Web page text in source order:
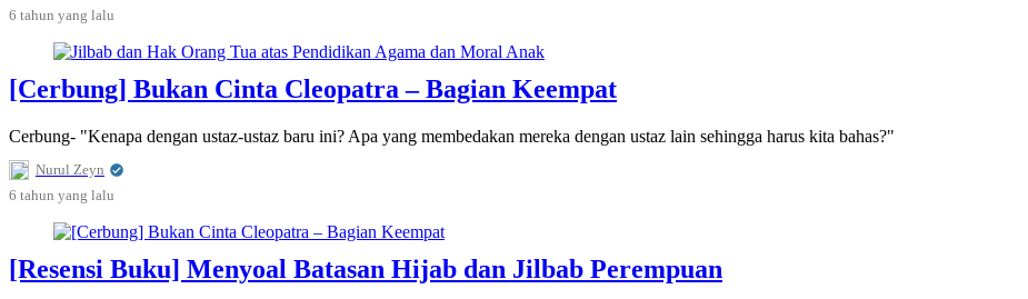
6 tahun yang lalu
[Cerbung] Bukan Cinta Cleopatra – Bagian Keempat
Cerbung- "Kenapa dengan ustaz-ustaz baru ini? Apa yang membedakan mereka dengan ustaz lain sehingga harus kita bahas?"
Nurul Zeyn
6 tahun yang lalu
[Resensi Buku] Menyoal Batasan Hijab dan Jilbab Perempuan